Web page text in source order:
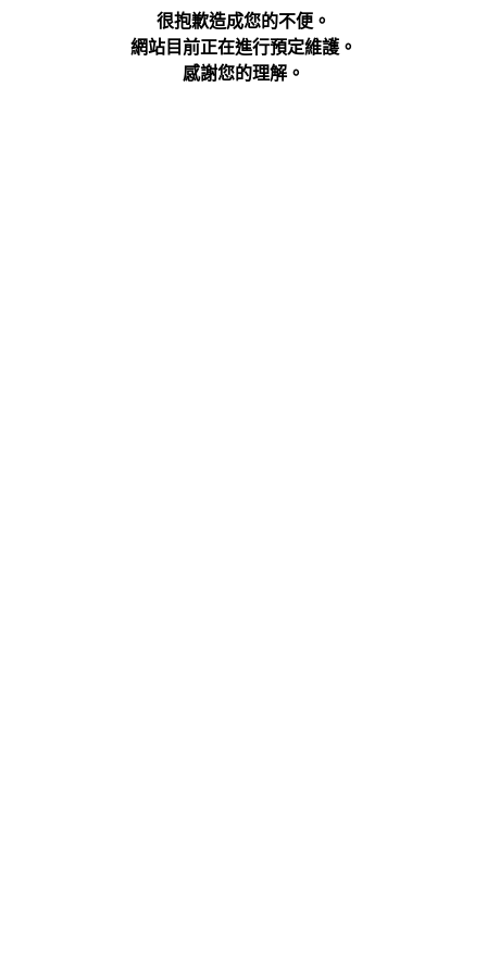
很抱歉造成您的不便。
網站目前正在進行預定維護。
感謝您的理解。